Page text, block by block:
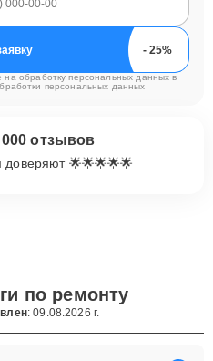
заявку
обработку персональных данных в
персональных данных
отзывов
доверяют 🌟🌟🌟🌟🌟
по ремонту
: 09.08.2026 г.